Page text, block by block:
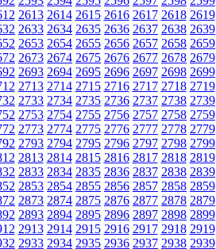
2613 2614 2615 2616 2617 2618 2619
2633 2634 2635 2636 2637 2638 2639
2653 2654 2655 2656 2657 2658 2659
2673 2674 2675 2676 2677 2678 2679
2693 2694 2695 2696 2697 2698 2699
2713 2714 2715 2716 2717 2718 2719
2733 2734 2735 2736 2737 2738 2739
2753 2754 2755 2756 2757 2758 2759
2773 2774 2775 2776 2777 2778 2779
2793 2794 2795 2796 2797 2798 2799
2813 2814 2815 2816 2817 2818 2819
2833 2834 2835 2836 2837 2838 2839
2853 2854 2855 2856 2857 2858 2859
2873 2874 2875 2876 2877 2878 2879
2893 2894 2895 2896 2897 2898 2899
2913 2914 2915 2916 2917 2918 2919
2933 2934 2935 2936 2937 2938 2939